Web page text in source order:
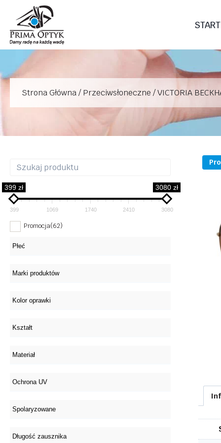
treści
START
Strona Główna/Przeciwsłoneczne /VICTORIA
399 zł 3080 zł
399 1069 1740 2410 3080
Promocja(62)